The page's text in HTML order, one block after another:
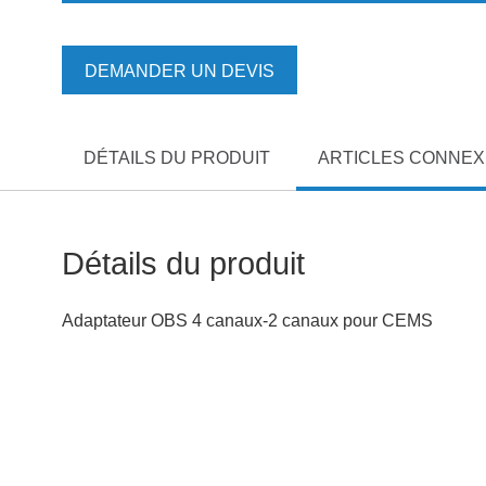
DEMANDER UN DEVIS
DÉTAILS DU PRODUIT ARTICLES
Détails du produit
Adaptateur OBS 4 canaux-2 canaux pour CEMS